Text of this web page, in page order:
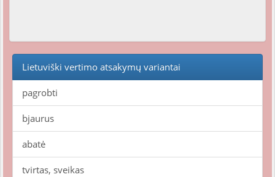
Lietuviški vertimo atsakymų variantai
pagrobti
bjaurus
abatė
tvirtas, sveikas